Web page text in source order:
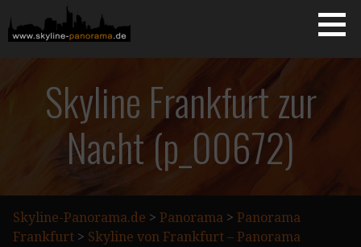
Inhalt
springen
SKYLINE-PANORAMA.DE
Skyline Frankfurt zur
Nacht (p_00672)
Skyline-Panorama.de > Panorama > Panorama
Frankfurt > Skyline von Frankfurt – Panorama